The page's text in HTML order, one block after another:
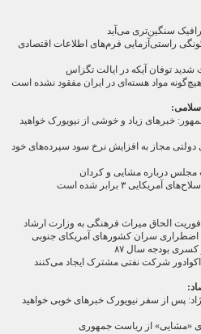
سنگین‌تری می‌آید
راستی‌آزمایی فرم‌های اطلاعات اقتصادی
توفان آیکه در ایالت تگزاس‌
مواد هسته‌ای در ایران مفقود نشده است
خبرهای زیاد و خوشی از نیویورک خواهید
دولتی مجاز به افزایش نرخ سود سپرده‌های خود
مجلس درباره مشایی و کردان
آمریکایی ۳ برابر شده است
الحاق میراث فرهنگی به وزارت ارشاد
سران کشورهای آمریکای جنوبی
کسری بودجه سال ۸۷
اکوادور شرکت نفتی مشترک ایجاد می‌کنند
پس از سفر نیویورک خبرهای خوبی خواهید
«مشایی» از ریاست ‌جمهوری